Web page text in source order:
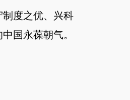
度之优、兴科
国永葆朝气。